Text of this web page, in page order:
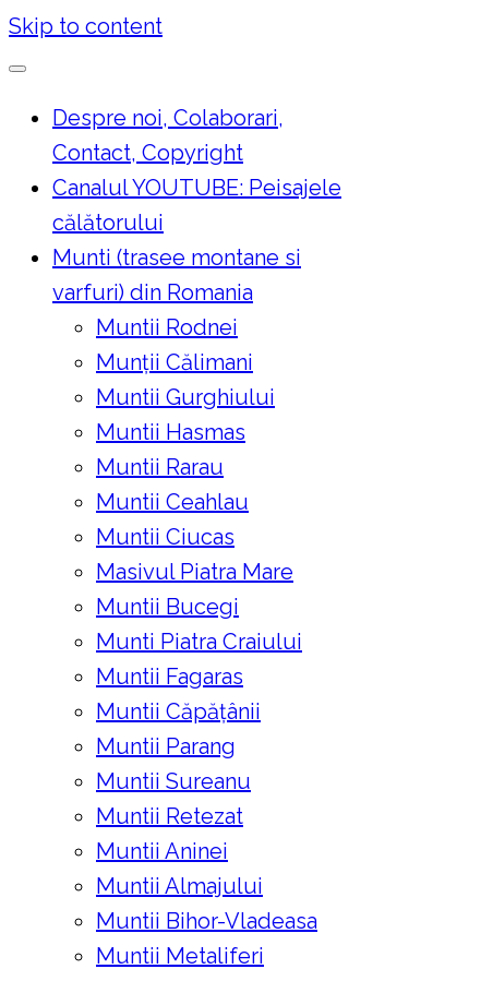
Skip to content
Despre noi, Colaborari,
Contact, Copyright
Canalul YOUTUBE: Peisajele
călătorului
Munti (trasee montane si
varfuri) din Romania
Muntii Rodnei
Munţii Călimani
Muntii Gurghiului
Muntii Hasmas
Muntii Rarau
Muntii Ceahlau
Muntii Ciucas
Masivul Piatra Mare
Muntii Bucegi
Munti Piatra Craiului
Muntii Fagaras
Muntii Căpățânii
Muntii Parang
Muntii Sureanu
Muntii Retezat
Muntii Aninei
Muntii Almajului
Muntii Bihor-Vladeasa
Muntii Metaliferi